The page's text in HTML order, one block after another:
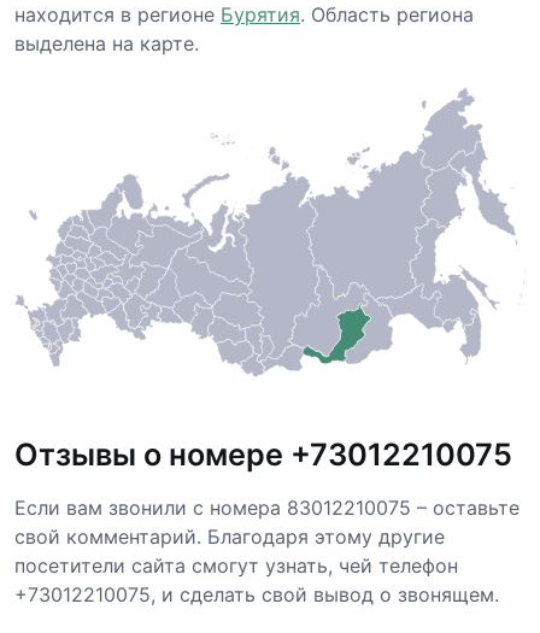
находится в регионе Бурятия. Область региона
выделена на карте.
Отзывы о номере +73012210075
Если вам звонили с номера 83012210075 – оставьте
свой комментарий. Благодаря этому другие
посетители сайта смогут узнать, чей телефон
+73012210075, и сделать свой вывод о звонящем.